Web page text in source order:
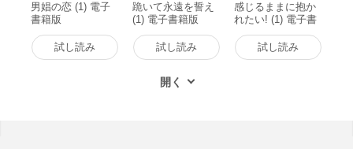
男娼の恋 (1) 電子
書籍版
試し読み
跪いて永遠を誓え
(1) 電子書籍版
試し読み
感じるままに抱か
れたい! (1) 電子書
籍版
試し読み